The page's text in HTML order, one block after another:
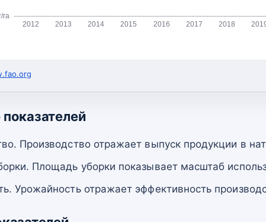
га
2012 2013 2014 2015 2016 2017 2018
Производство отражает выпуск продукции в
Площадь уборки показывает масштаб
Урожайность отражает эффективность